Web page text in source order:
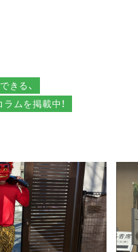
きる、
ムを掲載中！